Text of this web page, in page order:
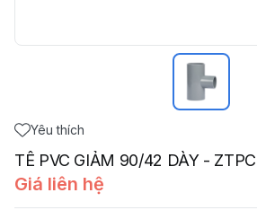
Yêu thích
TÊ PVC GIẢM 90/42 DÀY -
Giá liên hệ